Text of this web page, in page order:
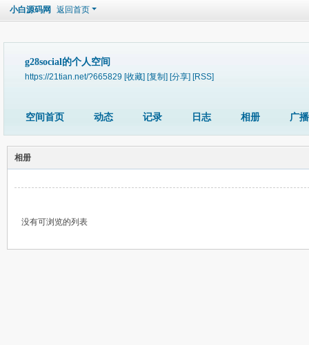
小白源码网 返回首页
g28social的个人空间
https://21tian.net/?665829 [收藏] [复制] [分享] [RSS]
空间首页 动态 记录 日志 相册 广播
相册
没有可浏览的列表